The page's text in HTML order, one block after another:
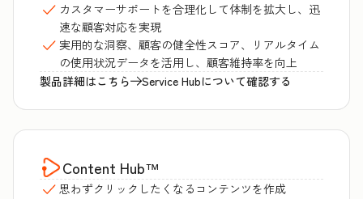
カスタマーサポートを合理化して体制を拡大し、迅
速な顧客対応を実現
実用的な洞察、顧客の健全性スコア、リアルタイム
の使用状況データを活用し、顧客維持率を向上
製品詳細はこちら
Service Hubについて確認する
Content Hub™
思わずクリックしたくなるコンテンツを作成